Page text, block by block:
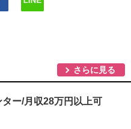
さらに見る
ー/月収28万円以上可